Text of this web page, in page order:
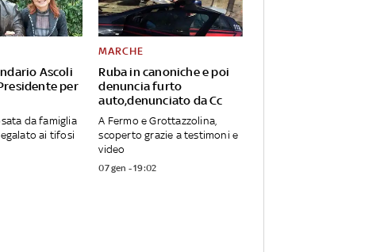
Ascoli
per
da famiglia
ai tifosi
Ruba in canoniche e poi
denuncia furto
auto,denunciato da Cc
MARCHE
A Fermo e Grottazzolina,
scoperto grazie a testimoni e
video
07 gen - 19:02